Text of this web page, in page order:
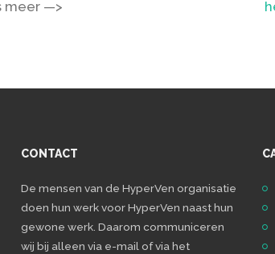
meer —>
CONTACT
De mensen van de HyperVen organisatie
doen hun werk voor HyperVen naast hun
gewone werk. Daarom communiceren
wij bij alleen via e-mail of via het